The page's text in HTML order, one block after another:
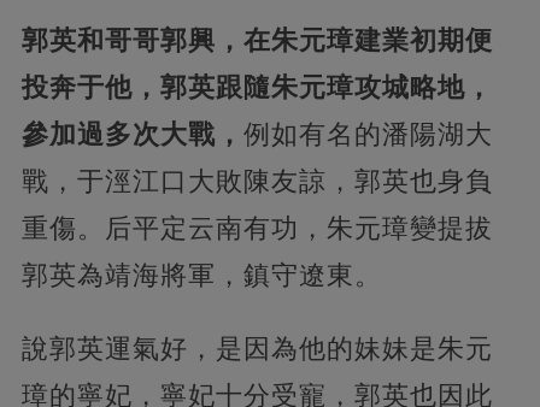
郭英和哥哥郭興，在朱元璋建業初期便
投奔于他，郭英跟隨朱元璋攻城略地，
參加過多次大戰， 例如有名的潘陽湖大
戰，于涇江口大敗陳友諒，郭英也身負
重傷。后平定云南有功，朱元璋變提拔
郭英為靖海將軍，鎮守遼東。
說郭英運氣好，是因為他的妹妹是朱元
璋的寧妃，寧妃十分受寵，郭英也因此